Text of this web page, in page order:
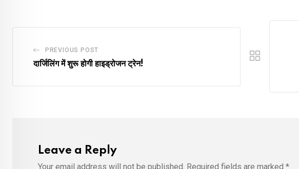
PREVIOUS POST
दार्जिलिंग में शुरू होगी हाइड्रोजन ट्रेन!
Leave a Reply
Your email address will not be published. Required fields are marked *